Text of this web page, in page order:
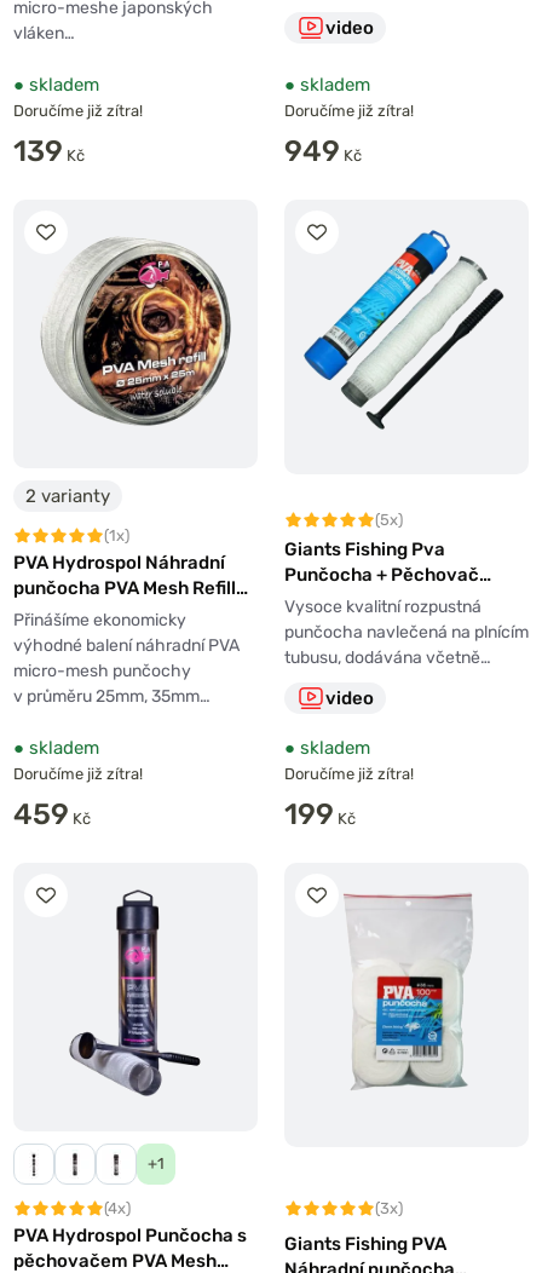
micro-meshe japonských
vláken…
● skladem
Doručíme již zítra!
139 Kč
video
● skladem
Doručíme již zítra!
949 Kč
2 varianty
(1x)
PVA Hydrospol Náhradní
punčocha PVA Mesh Refill
25m
Přinášíme ekonomicky
výhodné balení náhradní PVA
micro-mesh punčochy
v průměru 25mm, 35mm…
● skladem
Doručíme již zítra!
459 Kč
(5x)
Giants Fishing Pva
Punčocha + Pěchovač
System Micromesh 25mm
8m
Vysoce kvalitní rozpustná
punčocha navlečená na plnícím
tubusu, dodávána včetně…
video
● skladem
Doručíme již zítra!
199 Kč
+1
(4x)
PVA Hydrospol Punčocha s
pěchovačem PVA Mesh
(3x)
Giants Fishing PVA